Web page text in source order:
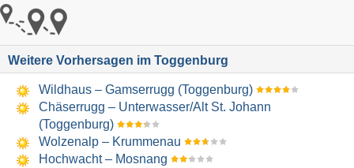
Weitere Vorhersagen im Toggenburg
Wildhaus – Gamserrugg (Toggenburg)
Chäserrugg – Unterwasser/​Alt St. Johann
(Toggenburg)
Wolzenalp – Krummenau
Hochwacht – Mosnang